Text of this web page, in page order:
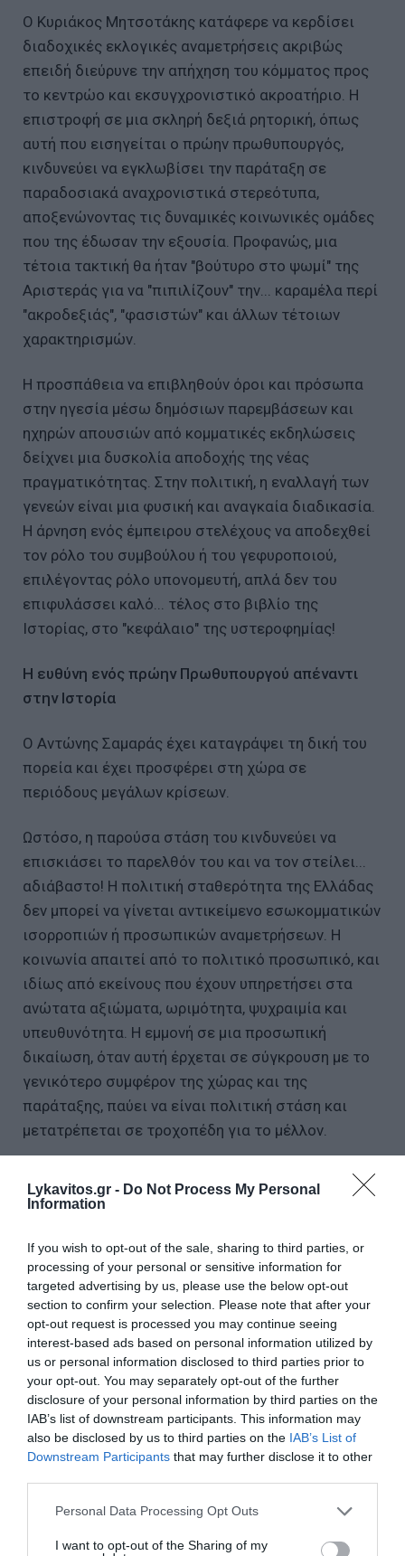
Lykavitos.gr - Do Not Process My Personal
Information
If you wish to opt-out of the sale, sharing to third parties, or
processing of your personal or sensitive information for
targeted advertising by us, please use the below opt-out
section to confirm your selection. Please note that after your
opt-out request is processed you may continue seeing
interest-based ads based on personal information utilized by
us or personal information disclosed to third parties prior to
your opt-out. You may separately opt-out of the further
disclosure of your personal information by third parties on the
IAB’s list of downstream participants. This information may
also be disclosed by us to third parties on the IAB’s List of
Downstream Participants that may further disclose it to other
Please note that this website/app uses one or more Google
not limited to your visit or usage behaviour. You may click to
Personal Data Processing Opt Outs
I want to opt-out of the Sharing of my
Ο Κυριάκος Μητσοτάκης κατάφερε να κερδίσει
διαδοχικές εκλογικές αναμετρήσεις ακριβώς
επειδή διεύρυνε την απήχηση του κόμματος προς
το κεντρώο και εκσυγχρονιστικό ακροατήριο. Η
επιστροφή σε μια σκληρή δεξιά ρητορική, όπως
αυτή που εισηγείται ο πρώην πρωθυπουργός,
κινδυνεύει να εγκλωβίσει την παράταξη σε
παραδοσιακά αναχρονιστικά στερεότυπα,
αποξενώνοντας τις δυναμικές κοινωνικές ομάδες
που της έδωσαν την εξουσία. Προφανώς, μια
τέτοια τακτική θα ήταν "βούτυρο στο ψωμί" της
Αριστεράς για να "πιπιλίζουν" την... καραμέλα περί
"ακροδεξιάς", "φασιστών" και άλλων τέτοιων
χαρακτηρισμών.
Η προσπάθεια να επιβληθούν όροι και πρόσωπα
στην ηγεσία μέσω δημόσιων παρεμβάσεων και
ηχηρών απουσιών από κομματικές εκδηλώσεις
δείχνει μια δυσκολία αποδοχής της νέας
πραγματικότητας. Στην πολιτική, η εναλλαγή των
γενεών είναι μια φυσική και αναγκαία διαδικασία.
Η άρνηση ενός έμπειρου στελέχους να αποδεχθεί
τον ρόλο του συμβούλου ή του γεφυροποιού,
επιλέγοντας ρόλο υπονομευτή, απλά δεν του
επιφυλάσσει καλό... τέλος στο βιβλίο της
Ιστορίας, στο "κεφάλαιο" της υστεροφημίας!
Η ευθύνη ενός πρώην Πρωθυπουργού απέναντι
στην Ιστορία
Ο Αντώνης Σαμαράς έχει καταγράψει τη δική του
πορεία και έχει προσφέρει στη χώρα σε
περιόδους μεγάλων κρίσεων.
Ωστόσο, η παρούσα στάση του κινδυνεύει να
επισκιάσει το παρελθόν του και να τον στείλει...
αδιάβαστο! Η πολιτική σταθερότητα της Ελλάδας
δεν μπορεί να γίνεται αντικείμενο εσωκομματικών
ισορροπιών ή προσωπικών αναμετρήσεων. Η
κοινωνία απαιτεί από το πολιτικό προσωπικό, και
ιδίως από εκείνους που έχουν υπηρετήσει στα
ανώτατα αξιώματα, ωριμότητα, ψυχραιμία και
υπευθυνότητα. Η εμμονή σε μια προσωπική
δικαίωση, όταν αυτή έρχεται σε σύγκρουση με το
γενικότερο συμφέρον της χώρας και της
παράταξης, παύει να είναι πολιτική στάση και
μετατρέπεται σε τροχοπέδη για το μέλλον.
Το ζητούμενο για τη χώρα είναι η πρόοδος και η
σταθερότητα, και όχι η ανακύκλωση παλαιών
την καθημερινότητα των πολιτών. Ο Σαμαράς έχει
κάθε λόγο να φοβάται τη "Μητσοτακοποίηση" της
Νέας Δημοκρατίας, καθώς σκέφτεται και το
μέλλον του υιού του. Όλοι κατανοούν τον πατέρα
Αντώνη Σαμαρά για την απώλεια της κόρης του,
αλλά η έκθεση του στην πολιτική αρένα
δρομολογεί και το "ροκάνισμα" της υστεροφημίας
του.
Όμως ας βάλουμε και μια άλλη παράμετρο στο
όλο... story. Ακόμη και αν η ΝΔ δεν είναι
αυτοδύναμη, το πρόσωπο του Πρωθυπουργού της
χώρας δεν θα είναι υπόθεση του Σαμαρά, που να...